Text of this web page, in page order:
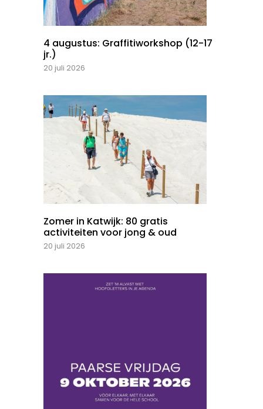
4 augustus: Graffitiworkshop (12-17
jr.)
20 juli 2026
Zomer in Katwijk: 80 gratis
activiteiten voor jong & oud
20 juli 2026